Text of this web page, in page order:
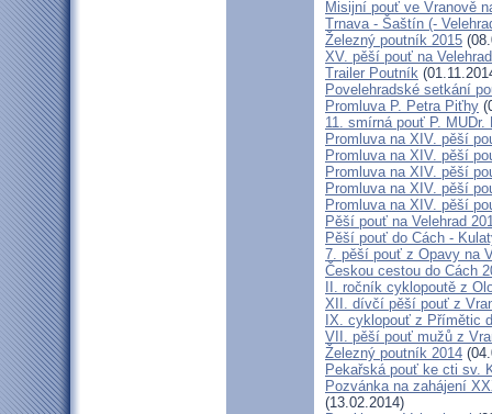
Misijní pouť ve Vranově
Trnava - Šaštín (-
Železný poutník 2015
XV. pěší pouť na
Trailer Poutník
Povelehradské setkání
Promluva P. Petra Piťhy
11. smírná pouť P.
Promluva na XIV. pěší
Promluva na XIV. pěší
Promluva na XIV. pěší
Promluva na XIV. pěší
Promluva na XIV. pěší
Pěší pouť na Velehrad
Pěší pouť do Cách -
7. pěší pouť z Opavy na
Českou cestou do Cách
II. ročník cyklopoutě z
XII. dívčí pěší pouť z
IX. cyklopouť z Přímětic
VII. pěší pouť mužů z
Železný poutník 2014
Pekařská pouť ke cti sv.
Pozvánka na zahájení
(13.02.2014)